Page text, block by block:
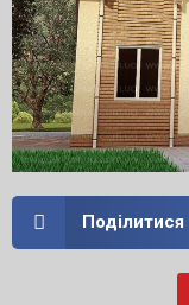
Поділитися